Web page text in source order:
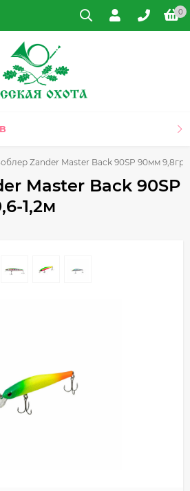
0
Zander Master Back 90SP 90мм 9,8гр
Master Back 90SP
1,2м